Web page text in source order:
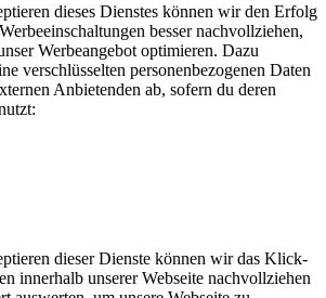
dieses Dienstes können wir den Erfolg
besser nachvollziehen,
Werbeangebot optimieren. Dazu
verschlüsselten personenbezogenen Daten
Anbietenden ab, sofern du deren
dieser Dienste können wir das Klick-
innerhalb unserer Webseite nachvollziehen